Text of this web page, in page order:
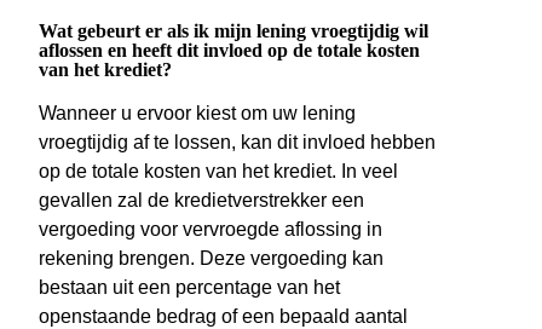
Wat gebeurt er als ik mijn lening vroegtijdig wil
aflossen en heeft dit invloed op de totale kosten
van het krediet?
Wanneer u ervoor kiest om uw lening
vroegtijdig af te lossen, kan dit invloed hebben
op de totale kosten van het krediet. In veel
gevallen zal de kredietverstrekker een
vergoeding voor vervroegde aflossing in
rekening brengen. Deze vergoeding kan
bestaan uit een percentage van het
openstaande bedrag of een bepaald aantal